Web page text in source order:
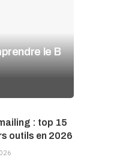
le B
: top 15
outils en 2026